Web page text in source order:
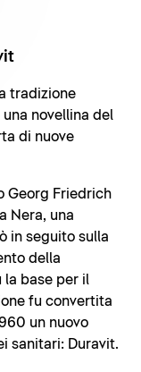
tradizione
novellina del
di nuove
Georg Friedrich
Nera, una
in seguito sulla
della
la base per il
fu convertita
un nuovo
sanitari: Duravit.